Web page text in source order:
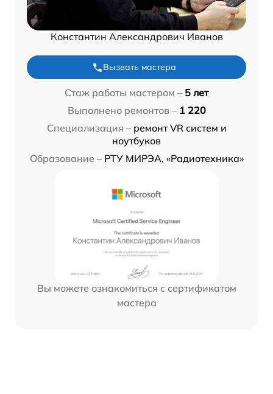
Константин Александрович Иванов
Вызвать мастера
Стаж работы мастером – 5 лет
Выполнено ремонтов – 1 220
Специализация – ремонт VR систем и
ноутбуков
Образование – РТУ МИРЭА, «Радиотехника»
Вы можете ознакомиться с сертификатом
мастера